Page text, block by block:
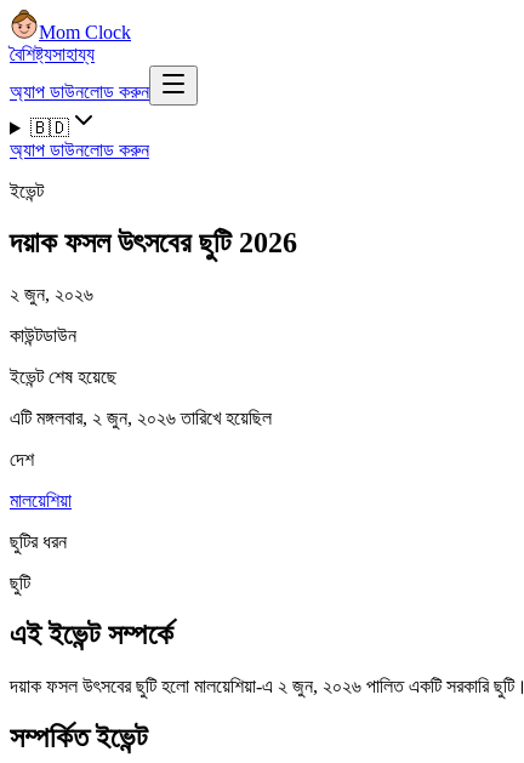
Mom Clock
বৈশিষ্ট্যসাহায্য
অ্যাপ ডাউনলোড করুন
🇧🇩
অ্যাপ ডাউনলোড করুন
ইভেন্ট
দয়াক ফসল উৎসবের ছুটি 2026
২ জুন, ২০২৬
কাউন্টডাউন
ইভেন্ট শেষ হয়েছে
এটি মঙ্গলবার, ২ জুন, ২০২৬ তারিখে হয়েছিল
দেশ
মালয়েশিয়া
ছুটির ধরন
ছুটি
এই ইভেন্ট সম্পর্কে
দয়াক ফসল উৎসবের ছুটি হলো মালয়েশিয়া-এ ২ জুন, ২০২৬ পালিত একটি সরকারি ছুটি।
সম্পর্কিত ইভেন্ট